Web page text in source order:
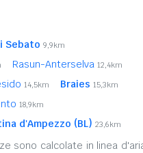
Sebato 9,9km
Rasun-Anterselva 12,4km
14,5km Braies 15,3km
18,9km
d'Ampezzo (BL) 23,6km
sono calcolate in linea